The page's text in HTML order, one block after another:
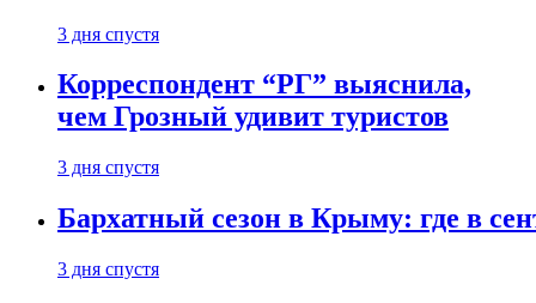
3 дня спустя
Корреспондент “РГ” выяснила,
чем Грозный удивит туристов
3 дня спустя
Бархатный сезон в Крыму: где в
3 дня спустя